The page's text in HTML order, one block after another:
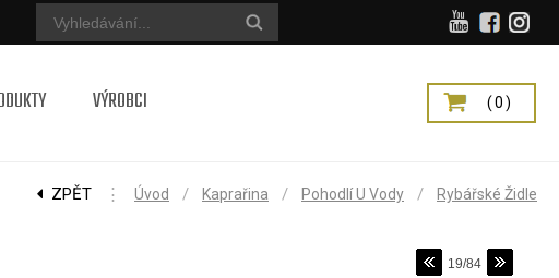
VÝROBCI (0)
ZPĚT ⋮ Úvod / Kaprařina / Pohodlí U Vody / Rybářské Židle
19/84